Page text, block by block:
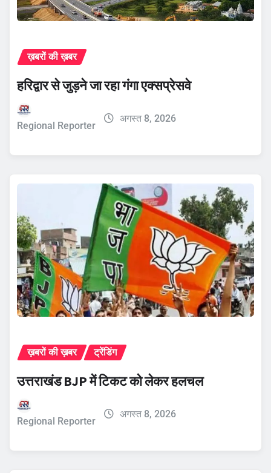
ख़बरों की ख़बर
हरिद्वार से जुड़ने जा रहा गंगा एक्सप्रेसवे
Regional Reporter
अगस्त 8, 2026
ख़बरों की ख़बर ट्रेंडिंग
उत्तराखंड BJP में टिकट को लेकर हलचल
Regional Reporter
अगस्त 8, 2026